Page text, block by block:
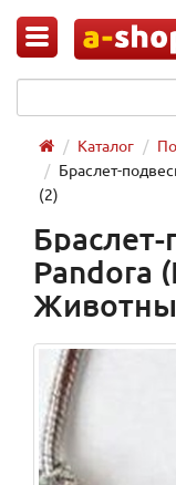
Каталог
Браслет-
(2)
Pandora